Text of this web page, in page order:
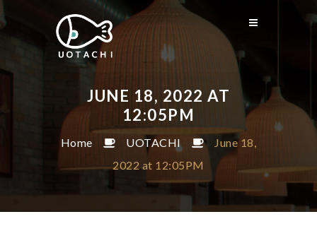
JUNE 18, 2022 AT
12:05PM
Home UOTACHI
June 18,
2022 at 12:05PM